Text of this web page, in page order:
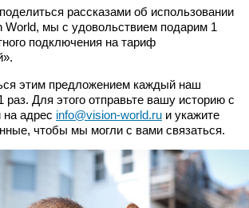
рассказами об использовании
World, мы с удовольствием подарим 1
подключения на тариф
этим предложением каждый наш
раз. Для этого отправьте вашу историю с
адрес info@vision-world.ru и укажите
чтобы мы могли с вами связаться.